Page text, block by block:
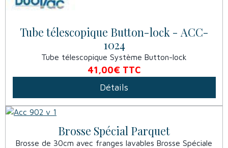
Tube télescopique Button-lock - ACC-
1024
Tube télescopique Système Button-lock
41,00€ TTC
Détails
Brosse Spécial Parquet
Brosse de 30cm avec franges lavables Brosse Spéciale